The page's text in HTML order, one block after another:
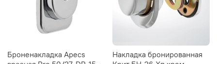
Броненакладка Apecs
Накладка бронированная